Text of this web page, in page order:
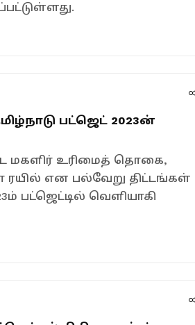
தமிழ்நாடு பட்ஜெட் 2023ன்
மகளிர் உரிமைத் தொகை,
ரயில் என பல்வேறு திட்டங்கள்
பட்ஜெட்டில் வெளியாகி